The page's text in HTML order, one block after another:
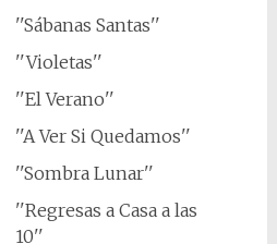
''Sábanas Santas''
''Violetas''
''El Verano''
''A Ver Si Quedamos''
''Sombra Lunar''
''Regresas a Casa a las
10''